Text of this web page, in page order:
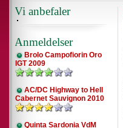
Vi anbefaler
Anmeldelser
Brolo Campofiorin Oro
IGT 2009
AC/DC Highway to Hell
Cabernet Sauvignon 2010
Quinta Sardonia VdM